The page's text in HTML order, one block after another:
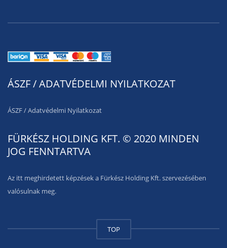
ÁSZF / ADATVÉDELMI NYILATKOZAT
ÁSZF/Adatvédelmi Nyilatkozat
FÜRKÉSZ HOLDING KFT. © 2020 MINDEN
JOG FENNTARTVA
Az itt meghirdetett képzések a Fürkész Holding Kft. szervezésében
valósulnak meg.
TOP